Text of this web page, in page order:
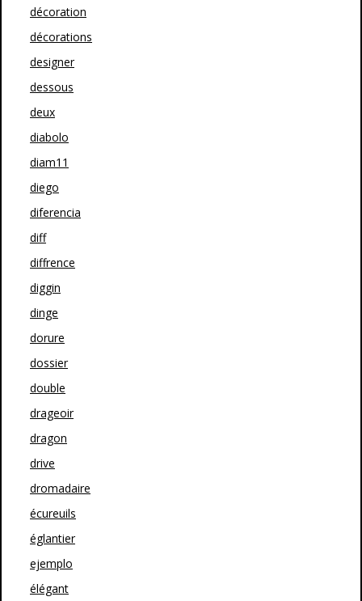
décoration
décorations
designer
dessous
deux
diabolo
diam11
diego
diferencia
diff
diffrence
diggin
dinge
dorure
dossier
double
drageoir
dragon
drive
dromadaire
écureuils
églantier
ejemplo
élégant